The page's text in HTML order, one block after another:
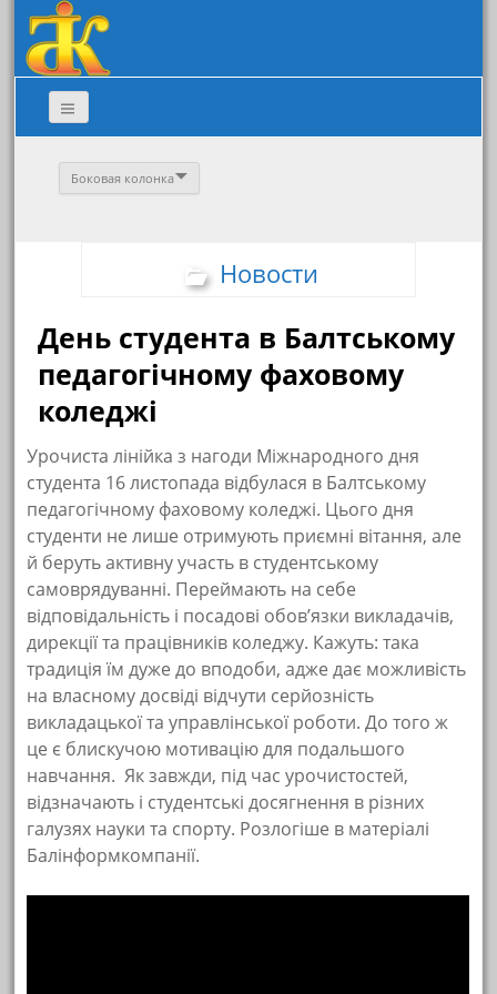
Боковая колонка
Новости
День студента в Балтському
педагогічному фаховому
коледжі
Урочиста лінійка з нагоди Міжнародного дня
студента 16 листопада відбулася в Балтському
педагогічному фаховому коледжі. Цього дня
студенти не лише отримують приємні вітання, але
й беруть активну участь в студентському
самоврядуванні. Переймають на себе
відповідальність і посадові обов’язки викладачів,
дирекції та працівників коледжу. Кажуть: така
традиція їм дуже до вподоби, адже дає можливість
на власному досвіді відчути серйозність
викладацької та управлінської роботи. До того ж
це є блискучою мотивацію для подальшого
навчання. Як завжди, під час урочистостей,
відзначають і студентські досягнення в різних
галузях науки та спорту. Розлогіше в матеріалі
Балінформкомпанії.